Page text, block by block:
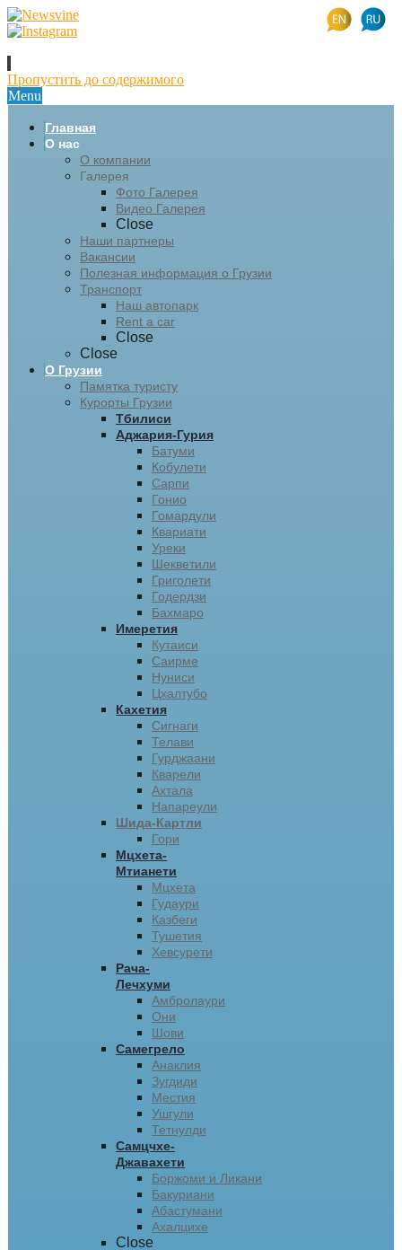
Пропустить до содержимого
Menu
Главная
О нас
О компании
Галерея
Фото Галерея
Видео Галерея
Close
Наши партнеры
Вакансии
Полезная информация о Грузии
Транспорт
Наш автопарк
Rent a car
Close
Close
О Грузии
Памятка туристу
Курорты Грузии
Тбилиси
Аджария-Гурия
Батуми
Кобулети
Сарпи
Гонио
Гомардули
Квариати
Уреки
Шекветили
Григолети
Годердзи
Бахмаро
Имеретия
Кутаиси
Саирме
Нуниси
Цхалтубо
Кахетия
Сигнаги
Телави
Гурджаани
Кварели
Ахтала
Напареули
Шида-Картли
Гори
Мцхета-
Мтианети
Мцхета
Гудаури
Казбеги
Тушетия
Хевсурети
Рача-
Лечхуми
Амбролаури
Они
Шови
Самегрело
Анаклия
Зугдиди
Местия
Ушгули
Тетнулди
Самцчхе-
Джавахети
Боржоми и Ликани
Бакуриани
Абастумани
Ахалцихе
Close